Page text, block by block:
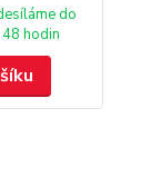
do
48 hodin